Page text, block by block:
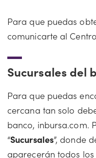
Para que puedas
comunicarte al
Sucursales del
Para que puedas
cercana tan solo
banco, inbursa.com.
“Sucursales”, donde
aparecerán todos